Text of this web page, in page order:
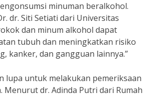
minuman beralkohol.
dr. Siti Setiati dari Universitas
dan minum alkohol dapat
tubuh dan meningkatkan risiko
kanker, dan gangguan lainnya.”
lupa untuk melakukan pemeriksaan
Menurut dr. Adinda Putri dari Rumah